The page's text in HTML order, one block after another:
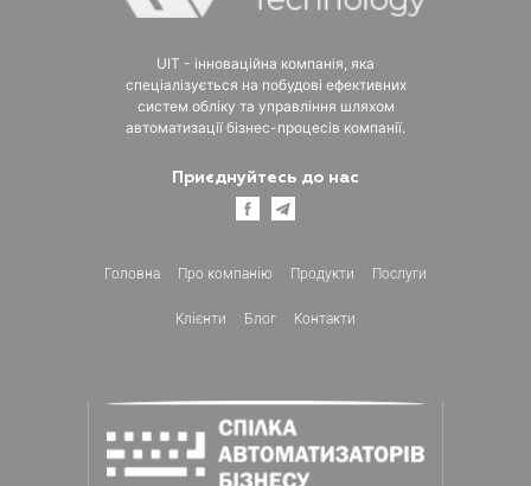
UIT - інноваційна компанія, яка
спеціалізується на побудові ефективних
систем обліку та управління шляхом
автоматизації бізнес-процесів компанії.
Приєднуйтесь до нас
Головна Про компанiю Продукти Послуги
Клієнти Блог Контакти